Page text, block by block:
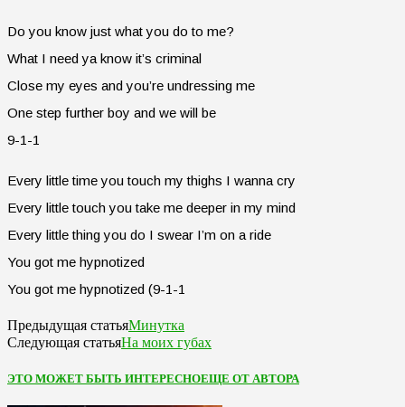
Do you know just what you do to me?
What I need ya know it’s criminal
Close my eyes and you’re undressing me
One step further boy and we will be
9-1-1
Every little time you touch my thighs I wanna cry
Every little touch you take me deeper in my mind
Every little thing you do I swear I’m on a ride
You got me hypnotized
You got me hypnotized (9-1-1
Предыдущая статьяМинутка
Следующая статьяНа моих губах
ЭТО МОЖЕТ БЫТЬ ИНТЕРЕСНОЕЩЕ ОТ АВТОРА